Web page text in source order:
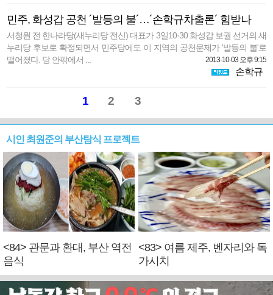
민주, 화성갑 공천 ´발등의 불´…´손학규차출론´ 힘받나
서청원 전 한나라당(새누리당 전신) 대표가 3일10·30 화성갑 보궐 선거의 새
누리당 후보로 확정되면서 민주당에도 이 지역의 공천문제가 '발등의 불'로
떨어졌다. 당 안팎에서 ...
2013-10-03 오후 9:15
손학규
1 2 3
시인 최원준의 부산탐식 프로젝트
<84> 관문과 환대, 부산 역전
음식
<83> 여름 제주, 벤자리와 독
가시치